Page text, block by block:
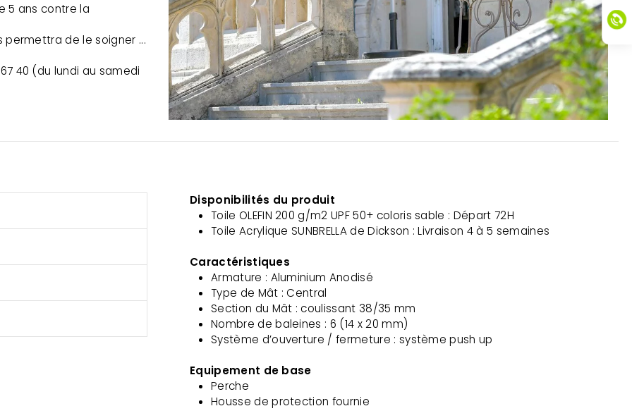
5 ans contre la
de le soigner ...
40 (du lundi au samedi
Disponibilités du produit
Toile OLEFIN 200 g/m2 UPF 50+ coloris sable : Départ 72H
Toile Acrylique SUNBRELLA de Dickson : Livraison 4 à 5 semaines
Caractéristiques
Armature : Aluminium Anodisé
Type de Mât : Central
Section du Mât : coulissant 38/35 mm
Nombre de baleines : 6 (14 x 20 mm)
Système d’ouverture / fermeture : système push up
Equipement de base
Perche
Housse de protection fournie